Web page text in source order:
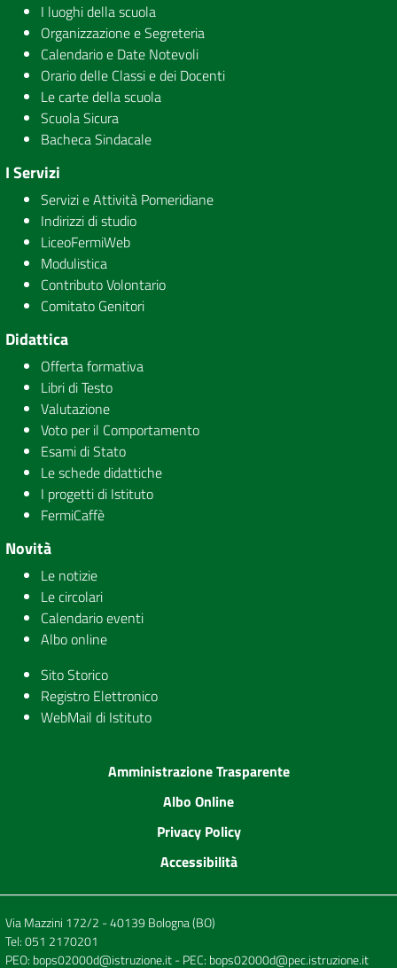
I luoghi della scuola
Organizzazione e Segreteria
Calendario e Date Notevoli
Orario delle Classi e dei Docenti
Le carte della scuola
Scuola Sicura
Bacheca Sindacale
I Servizi
Servizi e Attività Pomeridiane
Indirizzi di studio
LiceoFermiWeb
Modulistica
Contributo Volontario
Comitato Genitori
Didattica
Offerta formativa
Libri di Testo
Valutazione
Voto per il Comportamento
Esami di Stato
Le schede didattiche
I progetti di Istituto
FermiCaffè
Novità
Le notizie
Le circolari
Calendario eventi
Albo online
Sito Storico
Registro Elettronico
WebMail di Istituto
Amministrazione Trasparente
Albo Online
Privacy Policy
Accessibilità
Via Mazzini 172/2 - 40139 Bologna (BO)
Tel:051 2170201
PEO: bops02000d@istruzione.it- PEC: bops02000d@pec.istruzione.it